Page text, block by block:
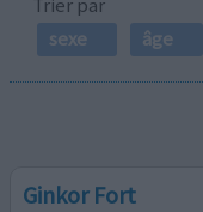
sexe
âge
Ginkor Fort